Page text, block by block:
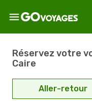
Réservez votre
Caire
Aller-retour